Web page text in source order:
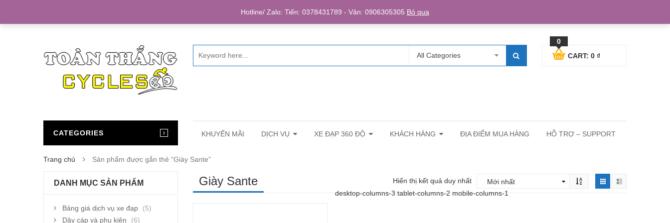
Login/Register
All Categories
0
CART: 0 ₫
CATEGORIES KHUYẾN MÃI DỊCH VỤ XE ĐẠP 360 ĐỘ KHÁCH HÀNG ĐỊA ĐIỂM MUA HÀNG HỖ TRỢ – SUPPORT
Trang chủ Sản phẩm được gắn thẻ “Giày Sante”
Giày Sante
Hiển thị kết quả duy nhất
desktop-columns-3 tablet-columns-2 mobile-columns-1
DANH MỤC SẢN PHẨM
Bảng giá dịch vụ xe đạp
(5)
Dây cáp và phụ kiện
(6)
Hotline/ Zalo: Tiến: 0378431789 - Vân: 0906305305 Bỏ qua